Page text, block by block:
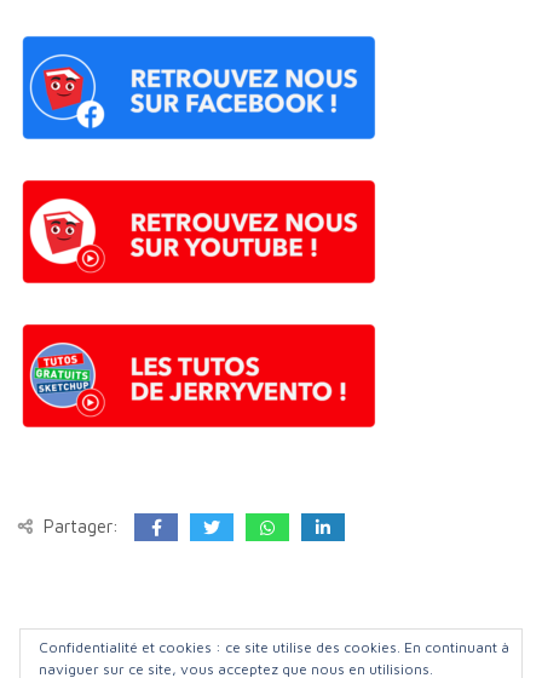
Partager:
©️ Apprendre-sketchup FORUM| 2023
Confidentialité et cookies : ce site utilise des cookies. En continuant à
naviguer sur ce site, vous acceptez que nous en utilisions.